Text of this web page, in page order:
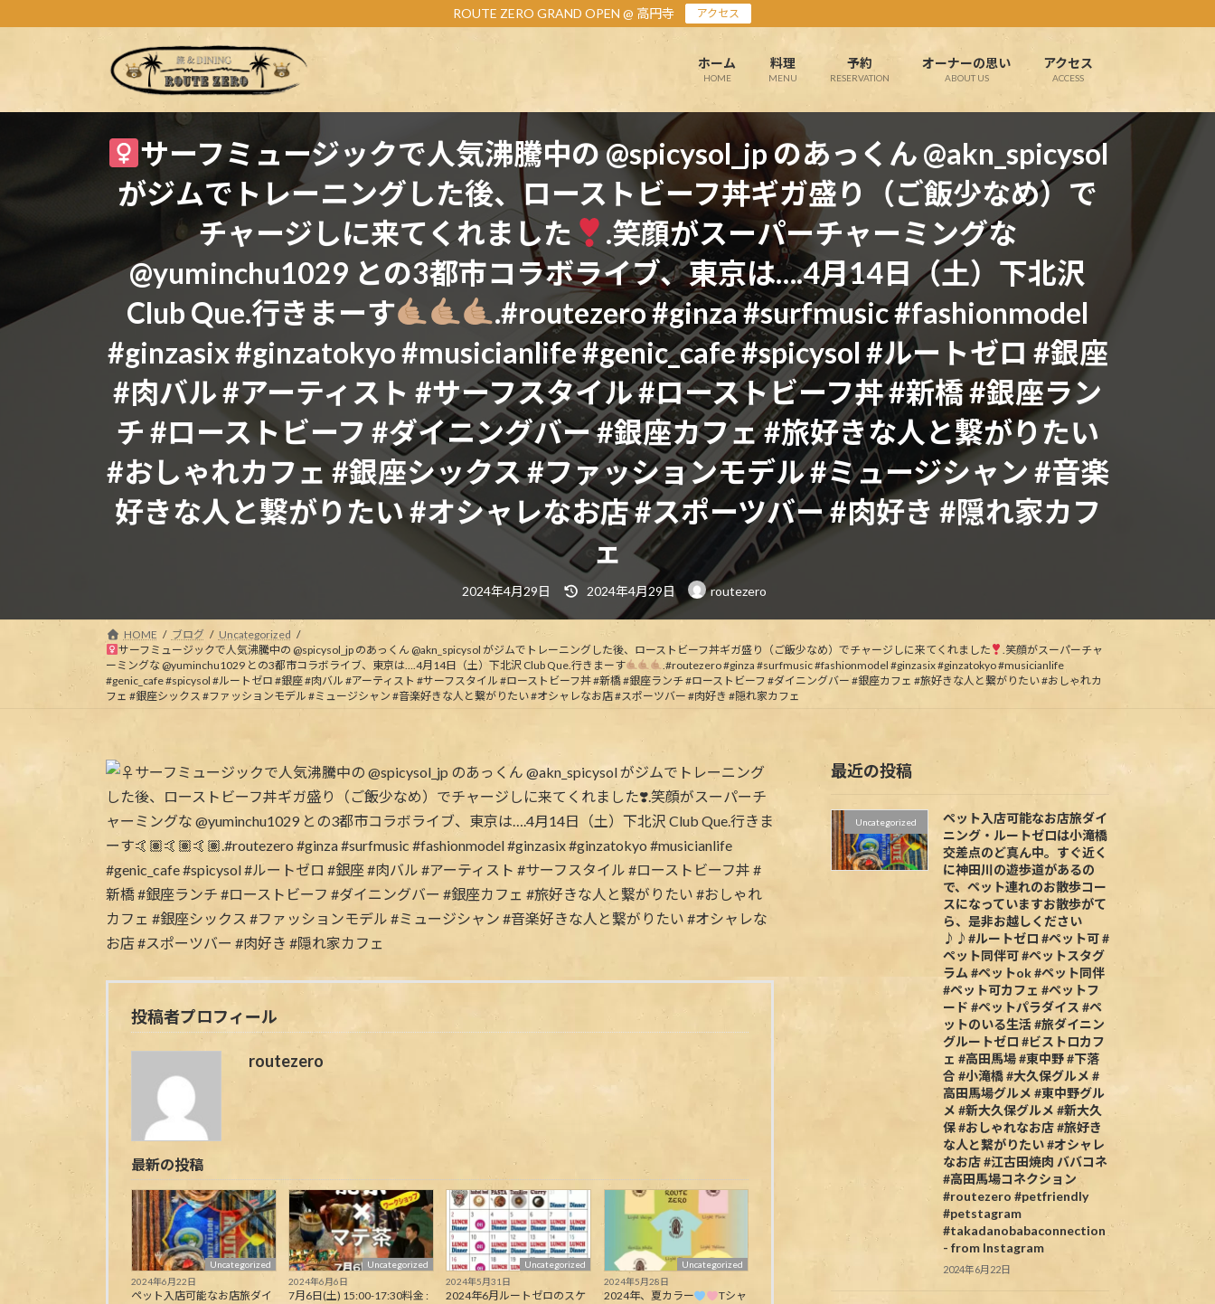
ン
ビ
ROUTE ZERO GRAND OPEN @ 高円寺 アクセス
ホーム
HOME
料理
MENU
予約
RESERVATION
オーナーの思い
ABOUT US
アクセス
ACCESS
サーフミュージックで人気沸騰中の @spicysol_jp のあっくん @akn_spicysol
がジムでトレーニングした後、ローストビーフ丼ギガ盛り（ご飯少なめ）で
チャージしに来てくれました
.笑顔がスーパーチャーミングな
@yuminchu1029 との3都市コラボライブ、東京は….4月14日（土）下北沢
Club Que.行きまーす
.#routezero #ginza #surfmusic #fashionmodel
#ginzasix #ginzatokyo #musicianlife #genic_cafe #spicysol #ルートゼロ #銀座
#肉バル #アーティスト #サーフスタイル #ローストビーフ丼 #新橋 #銀座ラン
チ #ローストビーフ #ダイニングバー #銀座カフェ #旅好きな人と繋がりたい
#おしゃれカフェ #銀座シックス #ファッションモデル #ミュージシャン #音楽
好きな人と繋がりたい #オシャレなお店 #スポーツバー #肉好き #隠れ家カフ
ェ
2024年4月29日
最
終
新
時
:
2024年4月29日 routezero
HOME ブログ
Uncategorized
サーフミュージックで人気沸騰中の @spicysol_jp のあっくん @akn_spicysol がジムでトレーニングした後、ローストビーフ丼ギガ盛り（ご飯少なめ）でチャージしに来てくれました
.笑顔がスーパーチャ
ーミングな @yuminchu1029 との3都市コラボライブ、東京は….4月14日（土）下北沢 Club Que.行きまーす
.#routezero #ginza #surfmusic #fashionmodel #ginzasix #ginzatokyo #musicianlife
#genic_cafe #spicysol #ルートゼロ #銀座 #肉バル #アーティスト #サーフスタイル #ローストビーフ丼 #新橋 #銀座ランチ #ローストビーフ #ダイニングバー #銀座カフェ #旅好きな人と繋がりたい #おしゃれカ
フェ #銀座シックス #ファッションモデル #ミュージシャン #音楽好きな人と繋がりたい #オシャレなお店 #スポーツバー #肉好き #隠れ家カフェ
投稿者プロフィール
routezero
最新の投稿
Uncategorized
2024年6月22日
ペット入店可能なお店旅ダイ
Uncategorized
2024年6月6日
7月6日(土) 15:00-17:30料金 :
Uncategorized
2024年5月31日
2024年6月ルートゼロのスケ
Uncategorized
2024年5月28日
2024年、夏カラー
Tシャ
最近の投稿
Uncategorized
ペット入店可能なお店旅ダイ
ニング・ルートゼロは小滝橋
交差点のど真ん中。すぐ近く
に神田川の遊歩道があるの
で、ペット連れのお散歩コー
スになっていますお散歩がて
ら、是非お越しください
♪♪#ルートゼロ #ペット可 #
ペット同伴可 #ペットスタグ
ラム #ペットok #ペット同伴
#ペット可カフェ #ペットフ
ード #ペットパラダイス #ペ
ットのいる生活 #旅ダイニン
グルートゼロ #ビストロカフ
ェ #高田馬場 #東中野 #下落
合 #小滝橋 #大久保グルメ #
高田馬場グルメ #東中野グル
メ #新大久保グルメ #新大久
保 #おしゃれなお店 #旅好き
な人と繋がりたい #オシャレ
なお店 #江古田焼肉 ババコネ
#高田馬場コネクション
#routezero #petfriendly
#petstagram
#takadanobabaconnection
- from Instagram
2024年6月22日